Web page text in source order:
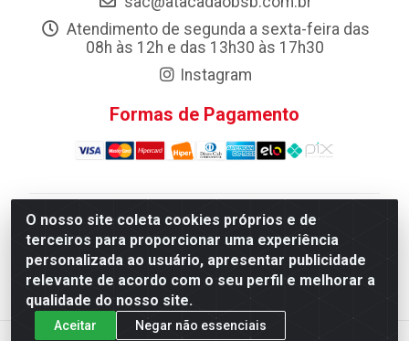
O nosso site coleta cookies próprios e de
terceiros para proporcionar uma experiência
personalizada ao usuário, apresentar publicidade
relevante de acordo com o seu perfil e melhorar a
qualidade do nosso site.
Aceitar Negar não essenciais
Atendimento de segunda a sexta-feira das
08h às 12h e das 13h30 às 17h30
Instagram
Formas de Pagamento
Atacadao da Limpeza F. Pereira Queiroz Comercio e
Distribuicao LTDA - Quadra Qi 10 Lotes 39 e, 41 - Setor
Industrial (Taguatinga), Brasília/DF - CEP 72.135-100 -
CNPJ 13.184.675/0001-80